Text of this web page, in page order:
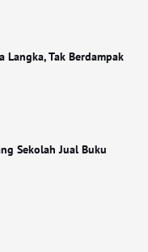
Langka, Tak Berdampak
Sekolah Jual Buku